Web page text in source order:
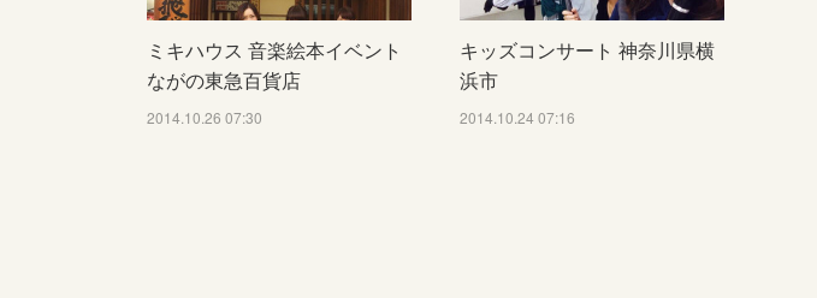
ミキハウス 音楽絵本イベント
ながの東急百貨店
2014.10.26 07:30
キッズコンサート 神奈川県横
浜市
2014.10.24 07:16